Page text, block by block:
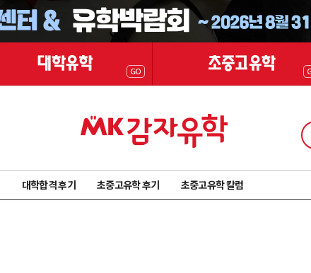
대학합격 후기 초중고유학 후기 초중고유학 칼럼